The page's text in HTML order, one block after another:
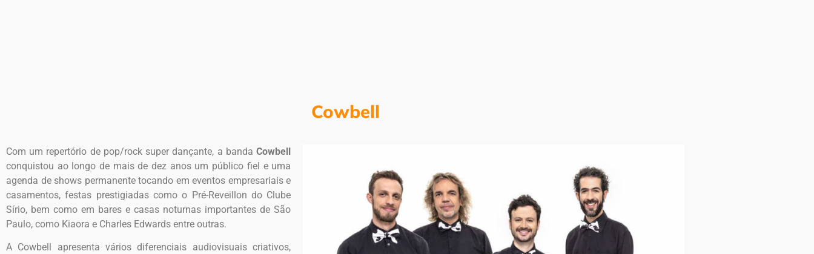
Cowbell
Com um repertório de pop/rock super dançante, a bandaCowbell
conquistou ao longo de mais de dez anos um público fiel e uma
agenda de shows permanente tocando em eventos empresariais e
casamentos, festas prestigiadas como o Pré-Reveillon do Clube
Sírio, bem como em bares e casas noturnas importantes de São
Paulo, como Kiaora e Charles Edwards entre outras.
A Cowbell apresenta vários diferenciais audiovisuais criativos,